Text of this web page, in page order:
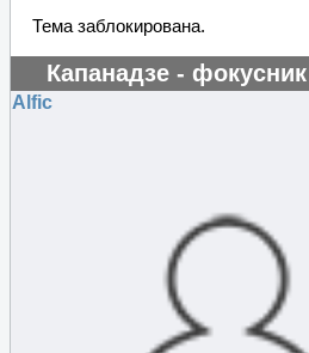
Тема заблокирована.
Капанадзе -
Alfic